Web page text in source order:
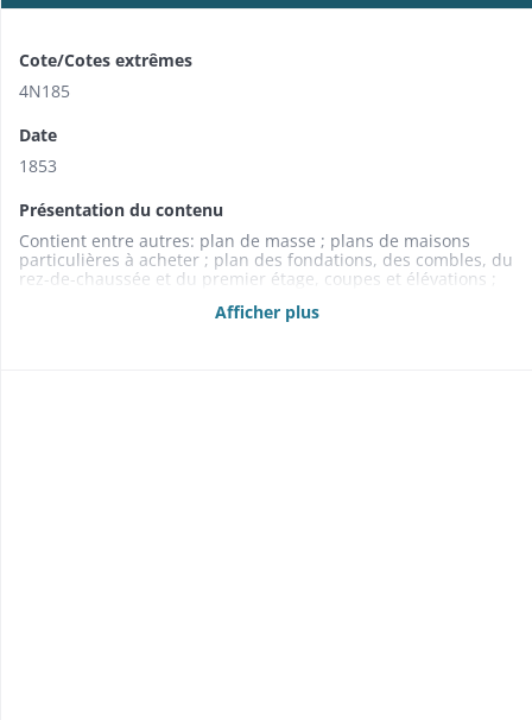
Cote/Cotes extrêmes
4N185
Date
1853
Présentation du contenu
Contient entre autres: plan de masse ; plans de maisons
particulières à acheter ; plan des fondations, des combles, du
rez-de-chaussée et du premier étage, coupes et élévations ;
Afficher plus